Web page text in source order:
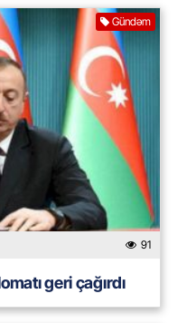
Gündəm
91
geri çağırdı